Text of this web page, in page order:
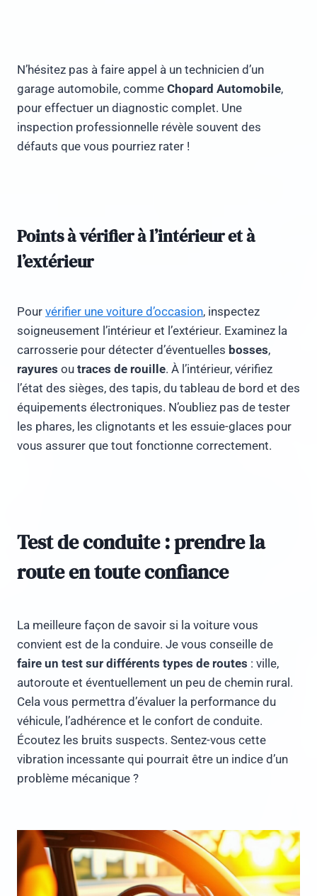
N’hésitez pas à faire appel à un technicien d’un
garage automobile, comme Chopard Automobile,
pour effectuer un diagnostic complet. Une
inspection professionnelle révèle souvent des
défauts que vous pourriez rater !
Points à vérifier à l’intérieur et à
l’extérieur
Pour vérifier une voiture d’occasion, inspectez
soigneusement l’intérieur et l’extérieur. Examinez la
carrosserie pour détecter d’éventuelles bosses,
rayures ou traces de rouille. À l’intérieur, vérifiez
l’état des sièges, des tapis, du tableau de bord et des
équipements électroniques. N’oubliez pas de tester
les phares, les clignotants et les essuie-glaces pour
vous assurer que tout fonctionne correctement.
Test de conduite : prendre la
route en toute confiance
La meilleure façon de savoir si la voiture vous
convient est de la conduire. Je vous conseille de
faire un test sur différents types de routes : ville,
autoroute et éventuellement un peu de chemin rural.
Cela vous permettra d’évaluer la performance du
véhicule, l’adhérence et le confort de conduite.
Écoutez les bruits suspects. Sentez-vous cette
vibration incessante qui pourrait être un indice d’un
problème mécanique ?